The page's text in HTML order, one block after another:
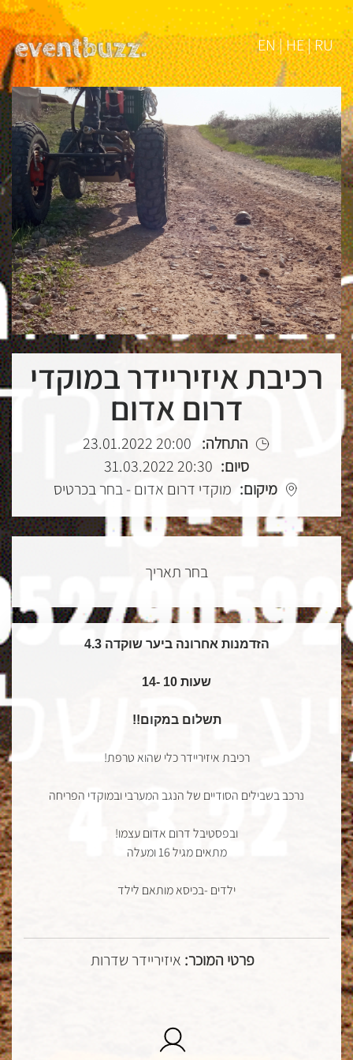
EN | HE | RU
רכיבת איזיריידר במוקדי
דרום אדום
התחלה: 20:00 23.01.2022
סיום: 20:30 31.03.2022
מיקום: מוקדי דרום אדום - בחר בכרטיס
בחר תאריך
הזדמנות אחרונה ביער שוקדה 4.3
שעות 10 -14
תשלום במקום!!
רכיבת איזיריידר כלי שהוא טרפת!
נרכב בשבילים הסודיים של הנגב המערבי ובמוקדי הפריחה
ובפסטיבל דרום אדום עצמו!
מתאים מגיל 16 ומעלה
ילדים -בכיסא מותאם לילד
פרטי המוכר: איזיריידר שדרות